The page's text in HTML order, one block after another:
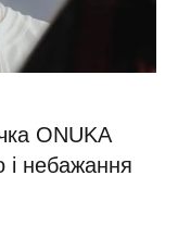
ONUKA
і небажання